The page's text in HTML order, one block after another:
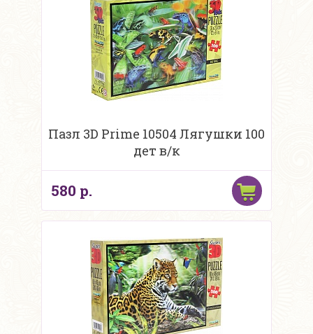
Пазл 3D Prime 10504 Лягушки 100
дет в/к
580 р.